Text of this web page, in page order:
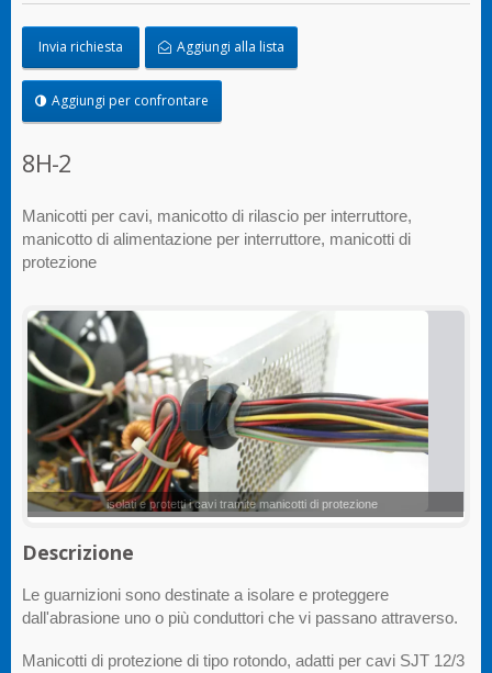
Invia richiesta Aggiungi alla lista
Aggiungi per confrontare
8H-2
Manicotti per cavi, manicotto di rilascio per interruttore,
manicotto di alimentazione per interruttore, manicotti di
protezione
Guarnizioni di protezione
Descrizione
Le guarnizioni sono destinate a isolare e proteggere
dall'abrasione uno o più conduttori che vi passano attraverso.
Manicotti di protezione di tipo rotondo, adatti per cavi SJT 12/3